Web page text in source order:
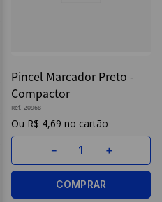
Pincel Marcador Preto -
Compactor
Ref. 20968
R$ 4,69
＋
－
COMPRAR